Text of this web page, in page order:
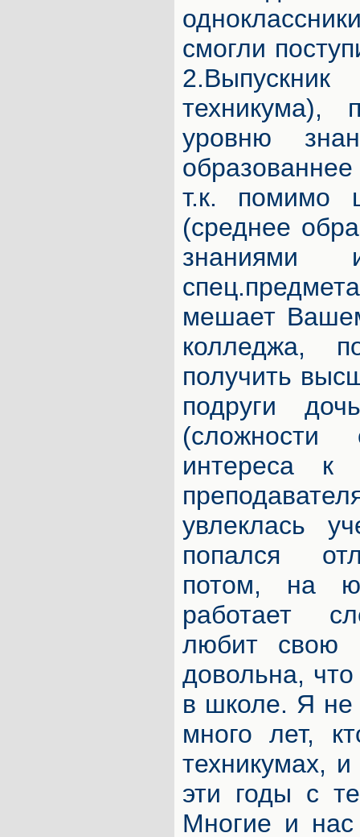
смогли
техникума),
уровню
т.к. помимо
(среднее
мешает
колледжа,
получить
подруги
интереса к
увлеклась
попался
потом, на
работает
любит свою
довольна,
в школе. Я
много лет,
техникумах,
эти годы с
Многие и